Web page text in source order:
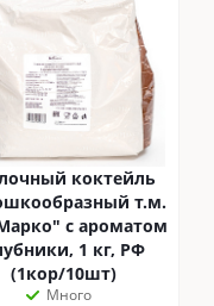
коктейль
т.м.
с ароматом
1 кг, РФ
(1кор/10шт)
Много